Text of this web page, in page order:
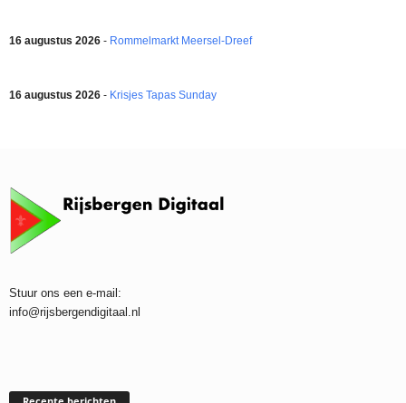
16 augustus 2026 - Rommelmarkt Meersel-Dreef
16 augustus 2026 - Krisjes Tapas Sunday
Stuur ons een e-mail:
info@rijsbergendigitaal.nl